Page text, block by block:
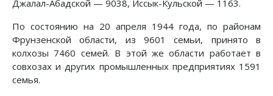
Джалал-Абадской — 9038, Иссык-Кульской — 1163.
По состоянию на 20 апреля 1944 года, по районам
Фрунзенской области, из 9601 семьи, принято в
колхозы 7460 семей. В этой же области работает в
совхозах и других промышленных предприятиях 1591
семья.